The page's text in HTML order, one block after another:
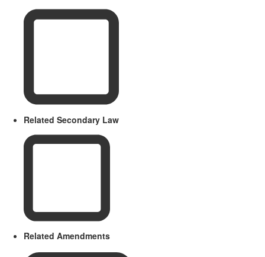
Related Secondary Law
Related Amendments